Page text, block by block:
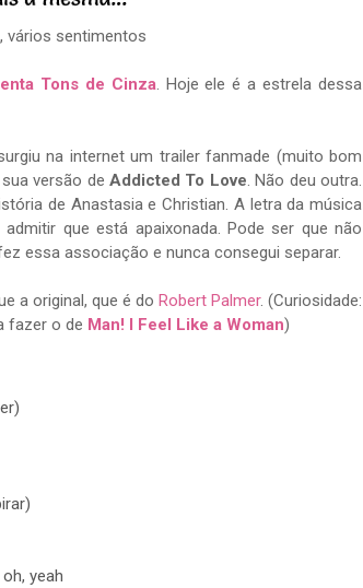
vários sentimentos
Tons de Cinza. Hoje ele é a estrela dessa
na internet um trailer fanmade (muito bom
versão de Addicted To Love. Não deu outra.
de Anastasia e Christian. A letra da música
que está apaixonada. Pode ser que não
essa associação e nunca consegui separar.
a original, que é do Robert Palmer. (Curiosidade:
fazer o de Man! I Feel Like a Woman)
yeah